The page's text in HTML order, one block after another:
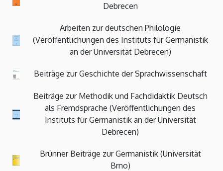
Debrecen
Arbeiten zur deutschen Philologie
(Veröffentlichungen des Instituts für Germanistik
an der Universität Debrecen)
Beiträge zur Geschichte der Sprachwissenschaft
Beiträge zur Methodik und Fachdidaktik Deutsch
als Fremdsprache (Veröffentlichungen des
Instituts für Germanistik an der Universität
Debrecen)
Brünner Beiträge zur Germanistik (Universität
Brno)